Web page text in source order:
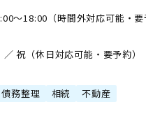
～18:00（時間外対応可能・
祝（休日対応可能・要予約）
務整理 相続 不動産